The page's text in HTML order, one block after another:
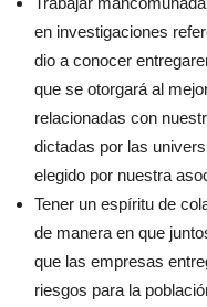
en investigaciones
dio a conocer
que se otorgará al
relacionadas con
dictadas por las
elegido por nuestra
Tener un espíritu de
de manera en que
que las empresas
riesgos para la